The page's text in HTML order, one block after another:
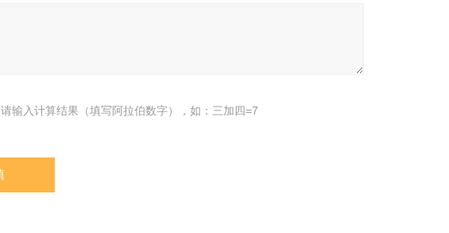
请输入计算结果（填写阿拉伯数字），如：三加四=7